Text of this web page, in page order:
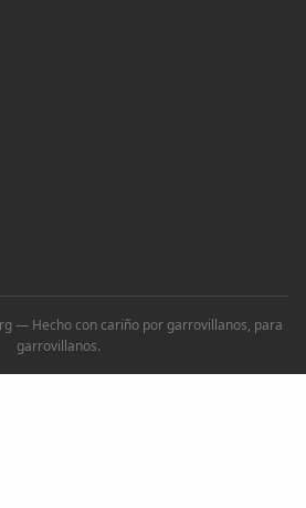
— Hecho con cariño por garrovillanos, para
garrovillanos.